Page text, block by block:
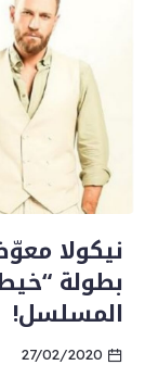
نيكولا
بطولة
المسلسل!
27/02/2020